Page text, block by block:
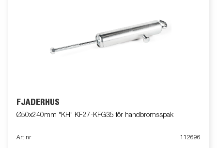
FJÄDERHUS
Ø50x240mm "KH" KF27-KFG35 för handbromsspak
Art nr 112696